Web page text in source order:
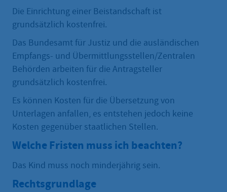
Die Einrichtung einer Beistandschaft ist
grundsätzlich kostenfrei.
Das Bundesamt für Justiz und die ausländischen
Empfangs- und Übermittlungsstellen/Zentralen
Behörden arbeiten für die Antragsteller
grundsätzlich kostenfrei.
Es können Kosten für die Übersetzung von
Unterlagen anfallen, es entstehen jedoch keine
Kosten gegenüber staatlichen Stellen.
Welche Fristen muss ich beachten?
Das Kind muss noch minderjährig sein.
Rechtsgrundlage